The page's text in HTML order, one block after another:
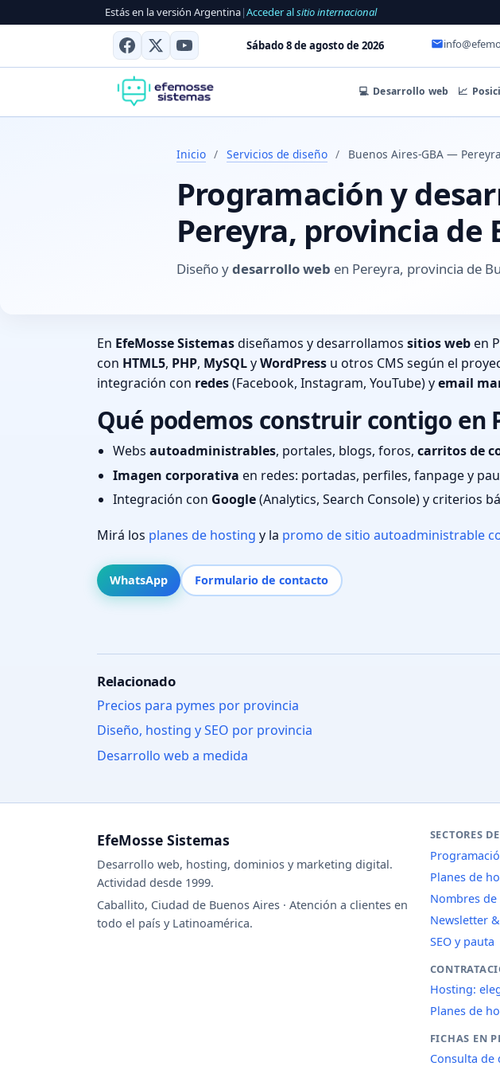
Estás en la versión Argentina|Acceder alsitio internacional
Sábado 8 de agosto de 2026
💻 Desarrollo web 📈
Inicio / Servicios de diseño / Buenos Aires-GBA — Pereyra
Programación y
Pereyra, provincia de
Diseño ydesarrollo web en Pereyra, provincia de
En EfeMosse Sistemasdiseñamos y desarrollamos sitios weben
con HTML5, PHP, MySQLyWordPress u otros CMS según el
integración con redes(Facebook, Instagram, YouTube) yemail
Qué podemos construir contigo en
Webs autoadministrables, portales, blogs, foros, carritos de
Imagen corporativa en redes: portadas, perfiles, fanpage y
Integración con Google(Analytics, Search Console) y criterios
Mirá los planes de hosting y la promo de sitio autoadministrable
WhatsApp Formulario de contacto
Relacionado
Precios para pymes por provincia
Diseño, hosting y SEO por provincia
Desarrollo web a medida
EfeMosse Sistemas
Desarrollo web, hosting, dominios y marketing digital.
Actividad desde 1999.
Caballito, Ciudad de Buenos Aires · Atención a clientes en
todo el país y Latinoamérica.
SECTORES
Planes de
Nombres
Newsletter
SEO y pauta
Hosting:
Planes de
FICHAS EN
Consulta de